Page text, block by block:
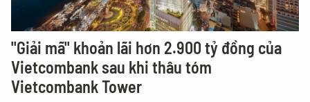
"Giải mã" khoản lãi hơn 2.900 tỷ đồng của
Vietcombank sau khi thâu tóm
Vietcombank Tower